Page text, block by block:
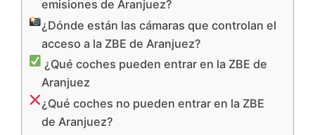
emisiones de Aranjuez?
¿Dónde están las cámaras que controlan el
acceso a la ZBE de Aranjuez?
¿Qué coches pueden entrar en la ZBE de
Aranjuez
¿Qué coches no pueden entrar en la ZBE
de Aranjuez?